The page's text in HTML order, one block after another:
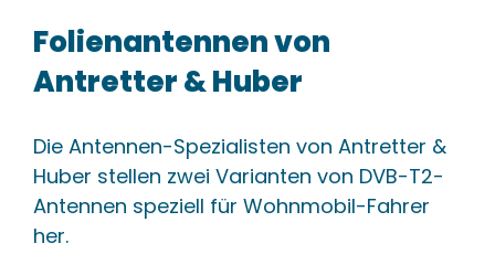
Folienantennen von
Antretter & Huber
Die Antennen-Spezialisten von Antretter &
Huber stellen zwei Varianten von DVB-T2-
Antennen speziell für Wohnmobil-Fahrer
her.